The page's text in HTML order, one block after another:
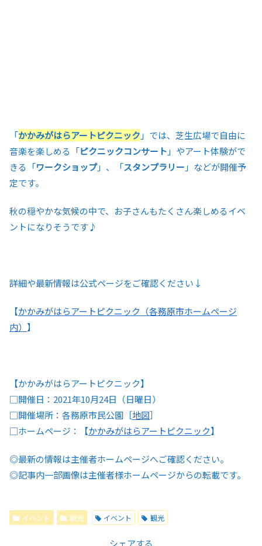
「かかみがはらアートピクニック 」では、芝生広場で自由に
音楽を楽しめる「ピクニックコンサート 」やアート体験がで
きる「ワークショップ」、「スタンプラリー 」などが開催予
定です。
秋の穏やかな気候の中で、お子さんもたくさん楽しめるイベ
ントになりそうです♪
詳細や最新情報は公式ページをご確認ください↓
【かかみがはらアートピクニック（各務原市ホームページ
内） 】
【かかみがはらアートピクニック】
□開催日：2021年10月24日（日曜日）
□開催場所：各務原市民公園［地図］
□ホームページ：【かかみがはらアートピクニック】
◎最新の情報は主催者ホームページへご確認ください。
◎記事内一部画像は主催者様ホームページからの転載です。
イベント 観光 イベント 観光
シェアする